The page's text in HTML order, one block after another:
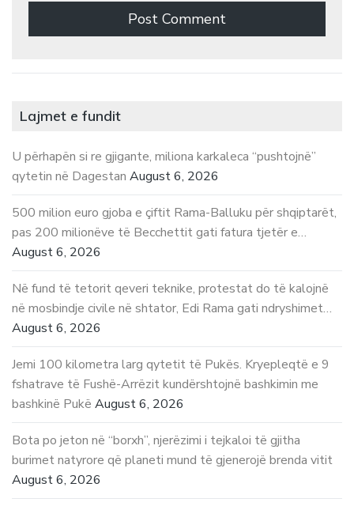
Lajmet e fundit
U përhapën si re gjigante, miliona karkaleca “pushtojnë”
qytetin në Dagestan August 6, 2026
500 milion euro gjoba e çiftit Rama-Balluku për shqiptarët,
pas 200 milionëve të Becchettit gati fatura tjetër e…
August 6, 2026
Në fund të tetorit qeveri teknike, protestat do të kalojnë
në mosbindje civile në shtator, Edi Rama gati ndryshimet…
August 6, 2026
Jemi 100 kilometra larg qytetit të Pukës. Kryepleqtë e 9
fshatrave të Fushë-Arrëzit kundërshtojnë bashkimin me
bashkinë Pukë August 6, 2026
Bota po jeton në “borxh”, njerëzimi i tejkaloi të gjitha
burimet natyrore që planeti mund të gjenerojë brenda vitit
August 6, 2026